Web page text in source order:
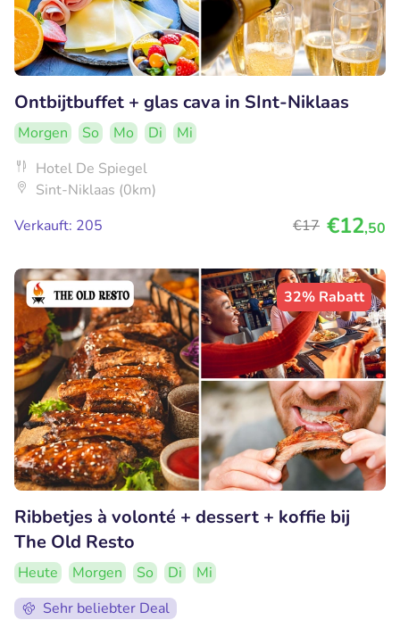
Ontbijtbuffet + glas cava in SInt-Niklaas
Morgen So Mo Di
Mi
Hotel De Spiegel
Sint-Niklaas (0km)
Verkauft: 205
€17 €12,50
32% Rabatt
Ribbetjes à volonté + dessert + koffie bij
The Old Resto
Heute Morgen So Di
Mi
Sehr beliebter Deal